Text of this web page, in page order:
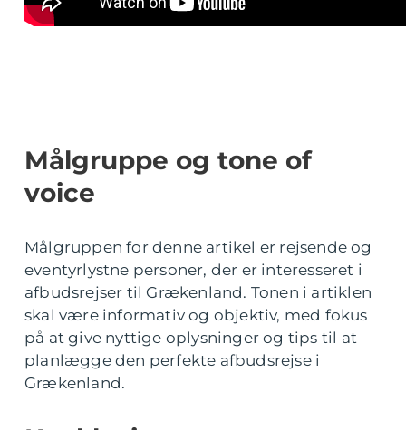
Målgruppe og tone of
voice
Målgruppen for denne artikel er rejsende og
eventyrlystne personer, der er interesseret i
afbudsrejser til Grækenland. Tonen i artiklen
skal være informativ og objektiv, med fokus
på at give nyttige oplysninger og tips til at
planlægge den perfekte afbudsrejse i
Grækenland.